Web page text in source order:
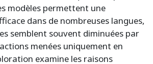
modèles permettent une
dans de nombreuses langues,
semblent souvent diminuées par
menées uniquement en
examine les raisons